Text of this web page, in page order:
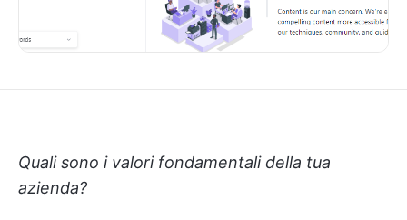
Quali sono i valori fondamentali della tua
azienda?